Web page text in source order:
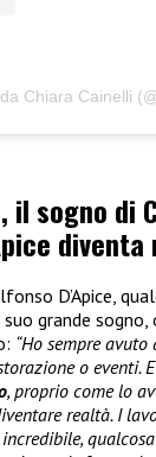
Chiara Cainelli
il sogno di
D’Apice,
grande
“Ho sempre
o eventi. E
, proprio come lo
realtà. I